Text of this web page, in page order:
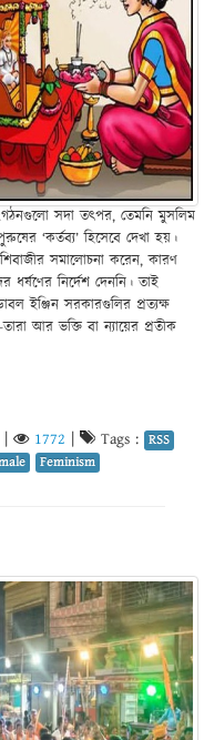
সদা তৎপর, তেমনি মুসলিম
‘কর্তব্য’ হিসেবে দেখা হয়।
সমালোচনা করেন, কারণ
নির্দেশ দেননি। তাই
ইঞ্জিন সরকারগুলির প্রত্যক্ষ
আর ভক্তি বা ন্যায়ের প্রতীক
1772 Tags : RSS
Feminism